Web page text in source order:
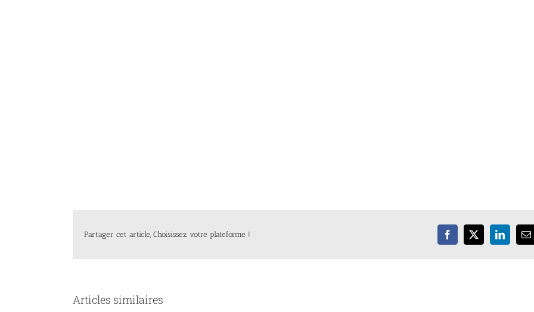
Partager cet article, Choisissez votre plateforme ! Facebook
X LinkedIn
Articles similaires